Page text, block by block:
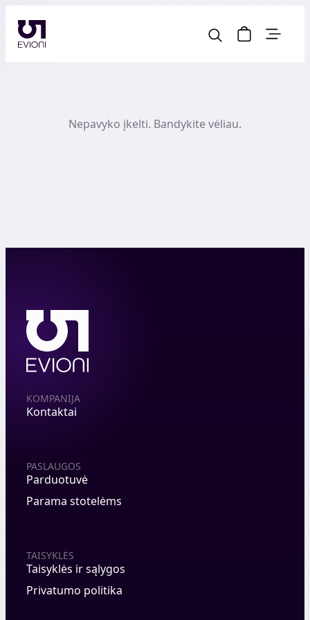
Nepavyko įkelti. Bandykite vėliau.
KOMPANIJA
Kontaktai
PASLAUGOS
Parduotuvė
Parama stotelėms
TAISYKLĖS
Taisyklės ir sąlygos
Privatumo politika